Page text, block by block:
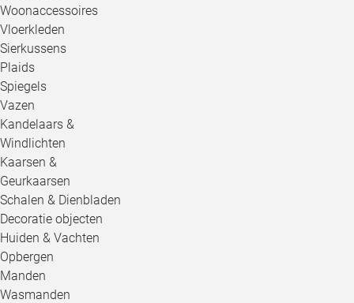
Woonaccessoires
Vloerkleden
Sierkussens
Plaids
Spiegels
Vazen
Kandelaars &
Windlichten
Kaarsen &
Geurkaarsen
Schalen & Dienbladen
Decoratie objecten
Huiden & Vachten
Opbergen
Manden
Wasmanden